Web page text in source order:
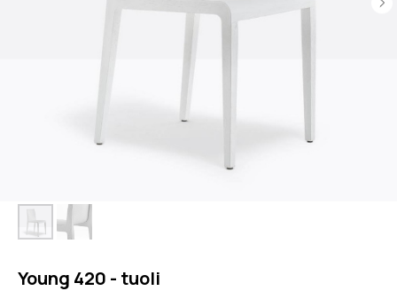
Young 420 - tuoli